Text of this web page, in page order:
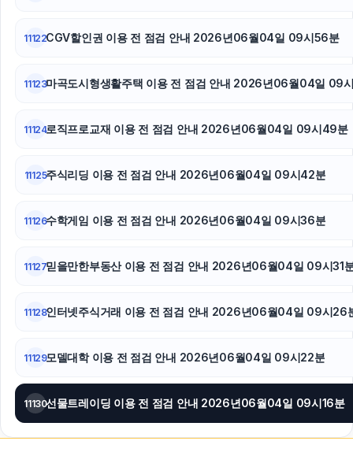
11122CGV할인권 이용 전 점검 안내 2026년06월04일 09시56분
11123마곡도시형생활주택 이용 전 점검 안내 2026년06월04일 09
11124로직프로교재 이용 전 점검 안내 2026년06월04일 09시49분
11125주식리딩 이용 전 점검 안내 2026년06월04일 09시42분
11126수학게임 이용 전 점검 안내 2026년06월04일 09시36분
11127믿을만한부동산 이용 전 점검 안내 2026년06월04일 09시31
11128인터넷주식거래 이용 전 점검 안내 2026년06월04일 09시26
11129모델대학 이용 전 점검 안내 2026년06월04일 09시22분
11130선물트레이딩 이용 전 점검 안내 2026년06월04일 09시16분